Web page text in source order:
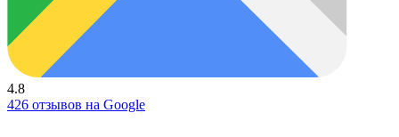
4.8
426 отзывов на Google